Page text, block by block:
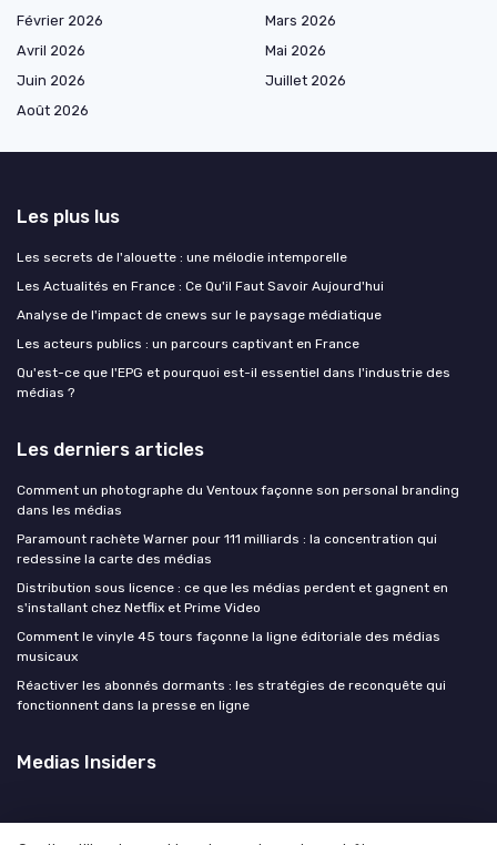
Février 2026
Mars 2026
Avril 2026
Mai 2026
Juin 2026
Juillet 2026
Août 2026
Les plus lus
Les secrets de l'alouette : une mélodie intemporelle
Les Actualités en France : Ce Qu'il Faut Savoir Aujourd'hui
Analyse de l'impact de cnews sur le paysage médiatique
Les acteurs publics : un parcours captivant en France
Qu'est-ce que l'EPG et pourquoi est-il essentiel dans l'industrie des
médias ?
Les derniers articles
Comment un photographe du Ventoux façonne son personal branding
dans les médias
Paramount rachète Warner pour 111 milliards : la concentration qui
redessine la carte des médias
Distribution sous licence : ce que les médias perdent et gagnent en
s'installant chez Netflix et Prime Video
Comment le vinyle 45 tours façonne la ligne éditoriale des médias
musicaux
Réactiver les abonnés dormants : les stratégies de reconquête qui
fonctionnent dans la presse en ligne
Medias Insiders